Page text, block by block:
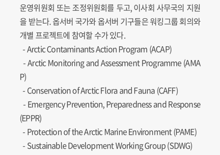
운영위원회 또는 조정위원회를 두고, 이사회 사무국의 지원
을 받는다. 옵서버 국가와 옵서버 기구들은 워킹그룹 회의와
개별 프로젝트에 참여할 수가 있다.
-Arctic Contaminants Action Program (ACAP)
-Arctic Monitoring and Assessment Programme (AMA
P)
- Conservation of Arctic Flora and Fauna (CAFF)
- Emergency Prevention, Preparedness and Response
(EPPR)
- Protection of the Arctic Marine Environment (PAME)
- Sustainable Development Working Group (SDWG)